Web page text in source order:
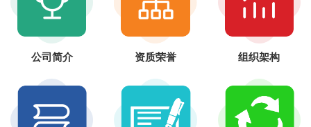
公司简介 资质荣誉 组织架构